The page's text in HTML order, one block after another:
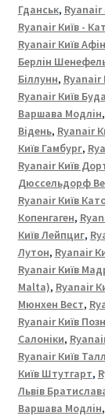
Гданськ, Ryanair
Ryanair Київ -
Ryanair Київ
Берлін
Біллунн, Ryanair
Ryanair Київ
Варшава Модлін,
Відень, Ryanair
Київ Гамбург,
Ryanair Київ
Дюссельдорф
Ryanair Київ
Копенгаген,
Київ Лейпциг,
Лутон, Ryanair
Ryanair Київ
Malta), Ryanair
Мюнхен Вест,
Ryanair Київ
Салоніки,
Ryanair Київ
Київ Штутгарт,
Львів
Варшава Модлін,